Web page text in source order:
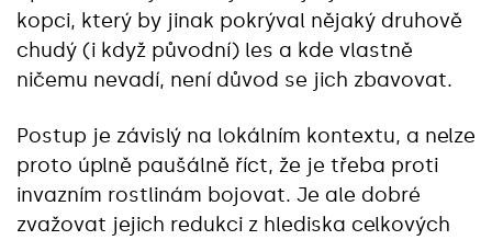
kopci, který by jinak pokrýval nějaký druhově
chudý (i když původní) les a kde vlastně
ničemu nevadí, není důvod se jich zbavovat.
Postup je závislý na lokálním kontextu, a nelze
proto úplně paušálně říct, že je třeba proti
invazním rostlinám bojovat. Je ale dobré
zvažovat jejich redukci z hlediska celkových